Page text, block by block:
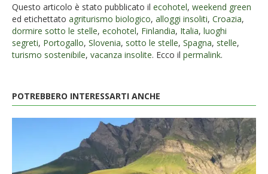
Questo articolo è stato pubblicato il ecohotel, weekend green
ed etichettato agriturismo biologico, alloggi insoliti, Croazia,
dormire sotto le stelle, ecohotel, Finlandia, Italia, luoghi
segreti, Portogallo, Slovenia, sotto le stelle, Spagna, stelle,
turismo sostenibile, vacanza insolite. Ecco il permalink.
POTREBBERO INTERESSARTI ANCHE